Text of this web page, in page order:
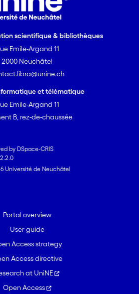
scientifique & bibliothèques
Emile-Argand 11
2000 Neuchâtel
et télématique
Emile-Argand 11
B, rez-de-chaussée
by DSpace-CRIS
Université de Neuchâtel
Portal overview
User guide
Access strategy
Access directive
at UniNE
Open Access